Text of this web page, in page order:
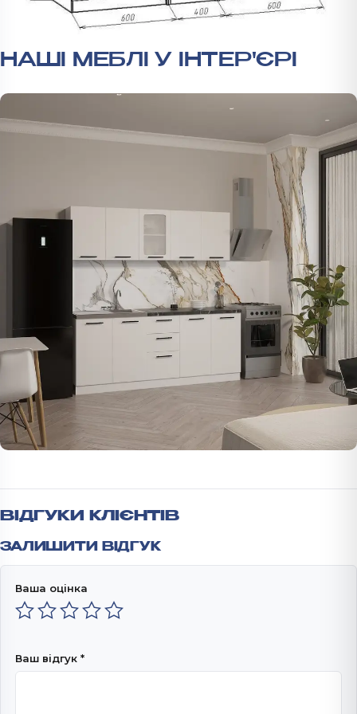
НАШІ МЕБЛІ У ІНТЕР'ЄРІ
ВІДГУКИ КЛІЄНТІВ
ЗАЛИШИТИ ВІДГУК
Ваша оцінка
Ваш відгук *